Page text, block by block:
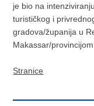
je bio na
turističkog i
gradova/županija u
Makassar/
Stranice